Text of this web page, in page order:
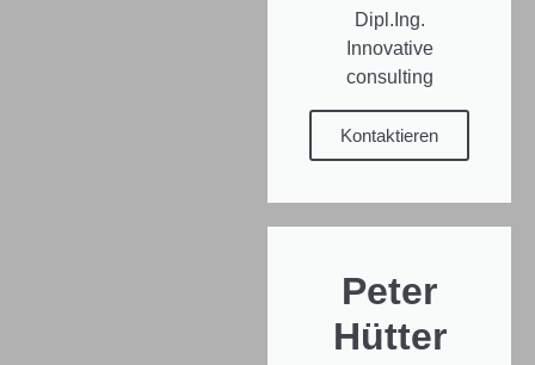
Dipl.Ing.
Innovative
consulting
Kontaktieren
Peter
Hütter